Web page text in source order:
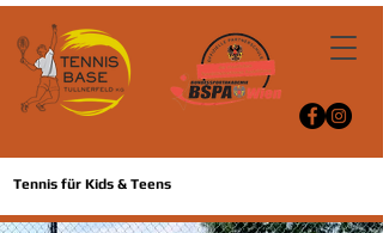
Tennis für Kids & Teens